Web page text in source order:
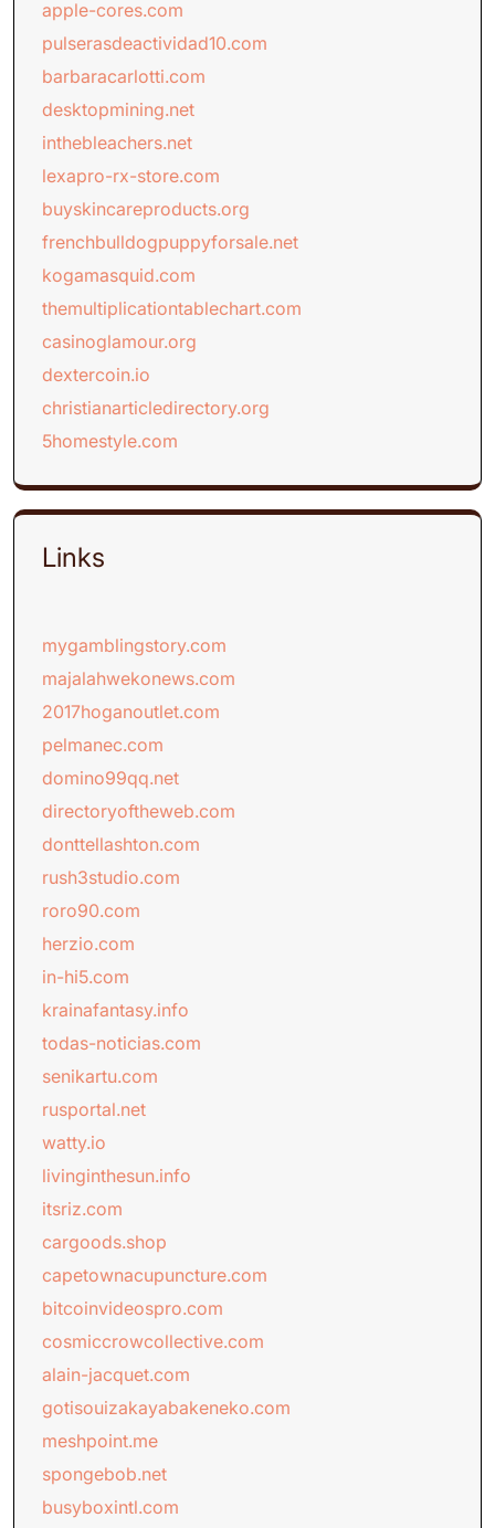
apple-cores.com
pulserasdeactividad10.com
barbaracarlotti.com
desktopmining.net
inthebleachers.net
lexapro-rx-store.com
buyskincareproducts.org
frenchbulldogpuppyforsale.net
kogamasquid.com
themultiplicationtablechart.com
casinoglamour.org
dextercoin.io
christianarticledirectory.org
5homestyle.com
Links
mygamblingstory.com
majalahwekonews.com
2017hoganoutlet.com
pelmanec.com
domino99qq.net
directoryoftheweb.com
donttellashton.com
rush3studio.com
roro90.com
herzio.com
in-hi5.com
krainafantasy.info
todas-noticias.com
senikartu.com
rusportal.net
watty.io
livinginthesun.info
itsriz.com
cargoods.shop
capetownacupuncture.com
bitcoinvideospro.com
cosmiccrowcollective.com
alain-jacquet.com
gotisouizakayabakeneko.com
meshpoint.me
spongebob.net
busyboxintl.com